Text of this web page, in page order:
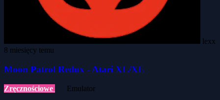
lexx
8 miesięcy temu
Moon Patrol Redux - Atari XL/XE
Zręcznościowe
Emulator